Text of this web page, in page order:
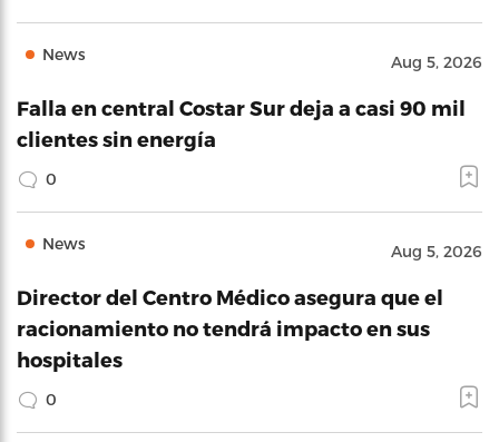
News Aug 5, 2026
Falla en central Costar Sur deja a casi 90 mil
clientes sin energía
0
News Aug 5, 2026
Director del Centro Médico asegura que el
racionamiento no tendrá impacto en sus
hospitales
0